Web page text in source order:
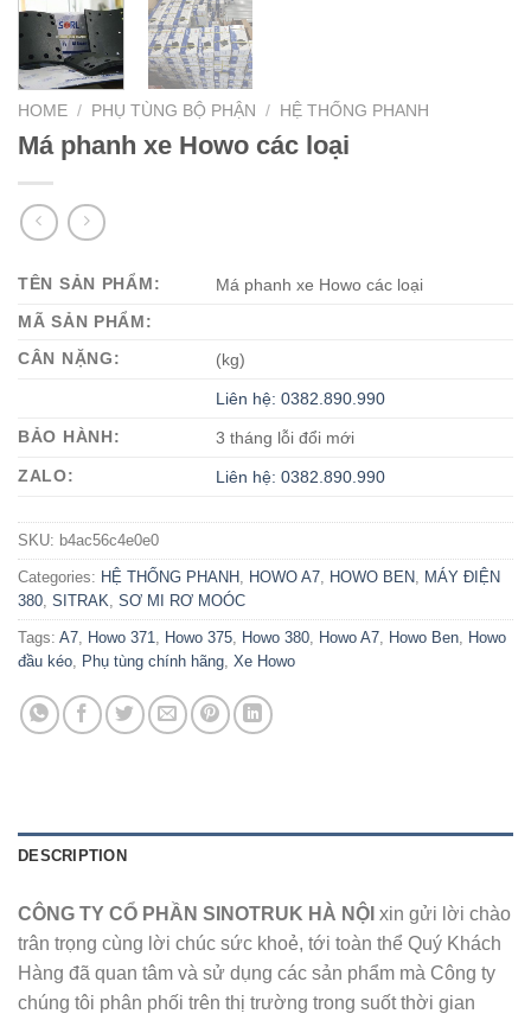
HOME / PHỤ TÙNG BỘ PHẬN / HỆ THỐNG PHANH
Má phanh xe Howo các loại
TÊN SẢN PHẨM:
Má phanh xe Howo các loại
MÃ SẢN PHẨM:
CÂN NẶNG:
(kg)
Liên hệ: 0382.890.990
BẢO HÀNH:
3 tháng lỗi đổi mới
ZALO:
Liên hệ: 0382.890.990
SKU: b4ac56c4e0e0
Categories: HỆ THỐNG PHANH , HOWO A7, HOWO BEN, MÁY ĐIỆN
380, SITRAK, SƠ MI RƠ MOÓC
Tags: A7, Howo 371, Howo 375, Howo 380, Howo A7, Howo Ben, Howo
đầu kéo, Phụ tùng chính hãng, Xe Howo
DESCRIPTION
CÔNG TY CỔ PHẦN SINOTRUK HÀ NỘI xin gửi lời chào
trân trọng cùng lời chúc sức khoẻ, tới toàn thể Quý Khách
Hàng đã quan tâm và sử dụng các sản phẩm mà Công ty
chúng tôi phân phối trên thị trường trong suốt thời gian